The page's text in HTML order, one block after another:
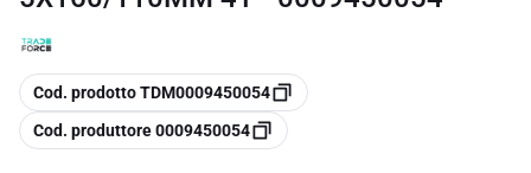
copia
Cod. prodotto TDM0009450054
copia
Cod. produttore 0009450054